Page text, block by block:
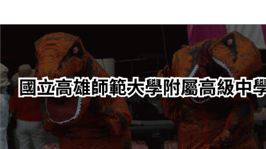
轉
要
內
容